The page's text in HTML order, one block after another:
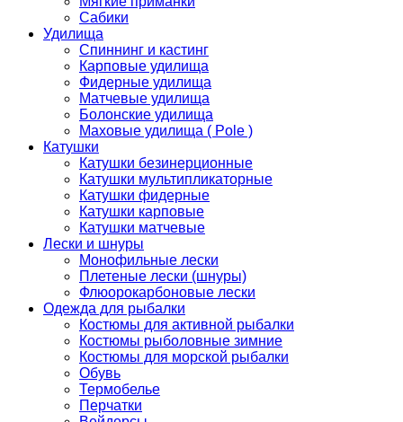
Сабики
Удилища
Спиннинг и кастинг
Карповые удилища
Фидерные удилища
Матчевые удилища
Болонские удилища
Маховые удилища ( Pole )
Катушки
Катушки безинерционные
Катушки мультипликаторные
Катушки фидерные
Катушки карповые
Катушки матчевые
Лески и шнуры
Монофильные лески
Плетеные лески (шнуры)
Флюорокарбоновые лески
Одежда для рыбалки
Костюмы для активной рыбалки
Костюмы рыболовные зимние
Костюмы для морской рыбалки
Обувь
Термобелье
Перчатки